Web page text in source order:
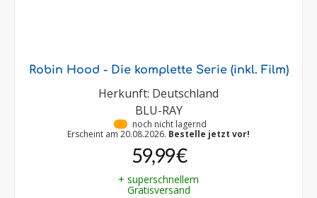
Robin Hood - Die komplette Serie (inkl. Film)
Herkunft: Deutschland
BLU-RAY
noch nicht lagernd
Erscheint am 20.08.2026. Bestelle jetzt vor!
59,99 €
+ superschnellem
Gratisversand